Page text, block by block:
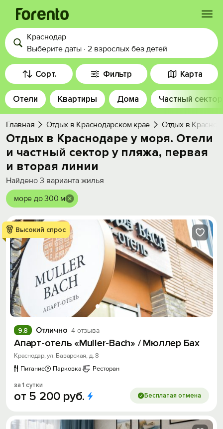
Войти
Избранное
История просмотра
Добавить свой объект
Краснодар
Выберите даты · 2 взрослых без детей
Сорт. Фильтр Карта
Отели Квартиры Дома Частный сектор
Главная Отдых в Краснодарском крае Отдых в
Отдых в Краснодаре у моря. Отели
и частный сектор у пляжа, первая
и вторая линии
Найдено 3 варианта жилья
море до 300 м
Высокий спрос
Отлично 4 отзыва
9.8
Апарт-отель «Muller-Bach» / Мюллер Бах
Краснодар, ул. Баварская, д. 8
Питание
Парковка Ресторан
за 1 сутки
от 5 200 руб. Бесплатая отмена